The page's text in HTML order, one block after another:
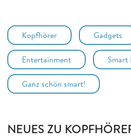
Kopfhörer Gadgets
Entertainment Smart
Ganz schön smart!
NEUES ZU